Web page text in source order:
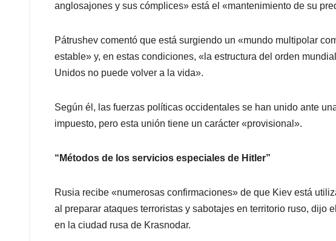
anglosajones y sus cómplices» está el «mantenimiento de su
Pátrushev comentó que está surgiendo un «mundo multipolar
estable» y, en estas condiciones, «la estructura del orden
Unidos no puede volver a la vida».
Según él, las fuerzas políticas occidentales se han unido ante
impuesto, pero esta unión tiene un carácter «provisional».
“Métodos de los servicios especiales de Hitler”
Rusia recibe «numerosas confirmaciones» de que Kiev está
al preparar ataques terroristas y sabotajes en territorio ruso, dijo
en la ciudad rusa de Krasnodar.